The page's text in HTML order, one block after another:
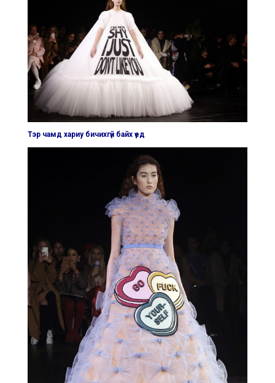
Тэр чамд хариу бичихгүй байх үед